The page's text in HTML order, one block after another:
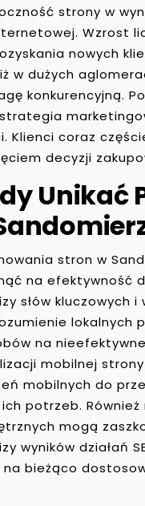
strony w
Wzrost
nowych
w dużych
konkurencyjną.
Klienci coraz
decyzji
stron w
na efektywność
słów kluczowych
na
mobilnej
mobilnych do
potrzeb.
mogą
wyników działań
bieżąco